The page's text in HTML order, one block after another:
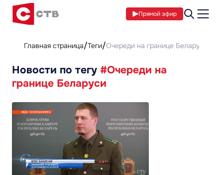
Прямой эфир
Главная страница Теги Очереди на границе Беларуси
Новости по тегу #Очереди на
границе Беларуси